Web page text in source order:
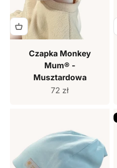
Czapka Monkey
Mum® -
Musztardowa
Cena sprzedaży
72 zł